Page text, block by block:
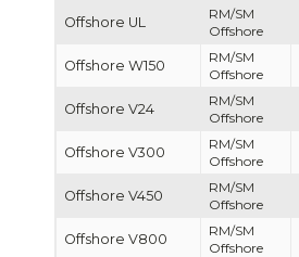
Offshore UL
RM/SM
Offshore
Offshore W150
RM/SM
Offshore
Offshore V24
RM/SM
Offshore
Offshore V300
RM/SM
Offshore
Offshore V450
RM/SM
Offshore
Offshore V800
RM/SM
Offshore